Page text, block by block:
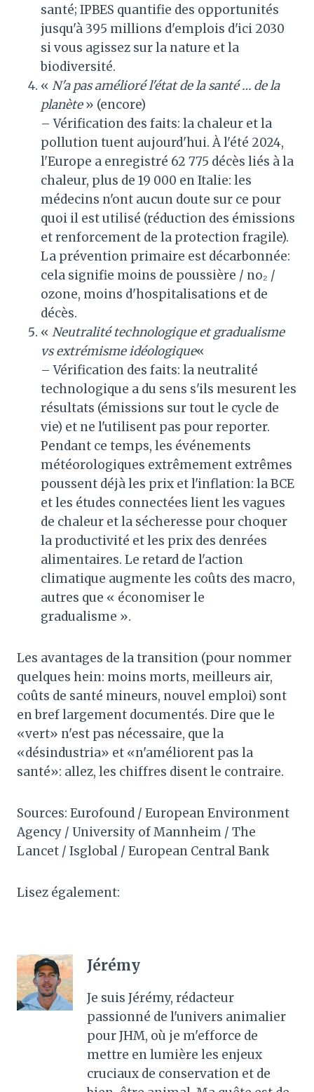
santé; IPBES quantifie des opportunités
jusqu'à 395 millions d'emplois d'ici 2030
si vous agissez sur la nature et la
biodiversité.
« N'a pas amélioré l'état de la santé … de la
planète» (encore)
– Vérification des faits: la chaleur et la
pollution tuent aujourd'hui. À l'été 2024,
l'Europe a enregistré 62 775 décès liés à la
chaleur, plus de 19 000 en Italie: les
médecins n'ont aucun doute sur ce pour
quoi il est utilisé (réduction des émissions
et renforcement de la protection fragile).
La prévention primaire est décarbonnée:
cela signifie moins de poussière / no₂ /
ozone, moins d'hospitalisations et de
décès.
« Neutralité technologique et gradualisme
vs extrémisme idéologique«
– Vérification des faits: la neutralité
technologique a du sens s'ils mesurent les
résultats (émissions sur tout le cycle de
vie) et ne l'utilisent pas pour reporter.
Pendant ce temps, les événements
météorologiques extrêmement extrêmes
poussent déjà les prix et l'inflation: la BCE
et les études connectées lient les vagues
de chaleur et la sécheresse pour choquer
la productivité et les prix des denrées
alimentaires. Le retard de l'action
climatique augmente les coûts des macro,
autres que « économiser le
gradualisme ».
Les avantages de la transition (pour nommer
quelques hein: moins morts, meilleurs air,
coûts de santé mineurs, nouvel emploi) sont
en bref largement documentés. Dire que le
«vert» n'est pas nécessaire, que la
«désindustria» et «n'améliorent pas la
santé»: allez, les chiffres disent le contraire.
Sources: Eurofound / European Environment
Agency / University of Mannheim / The
Lancet / Isglobal / European Central Bank
Lisez également:
Jérémy
Je suis Jérémy, rédacteur
passionné de l'univers animalier
pour JHM, où je m'efforce de
mettre en lumière les enjeux
cruciaux de conservation et de